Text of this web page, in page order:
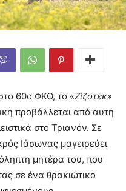
60ο ΦΚΘ, το «Ζίζοτεκ»
προβάλλεται από αυτή
στο Τριανόν. Σε
Ιάσωνας μαγειρεύει
μητέρα του, που
σε ένα θρακιώτικο